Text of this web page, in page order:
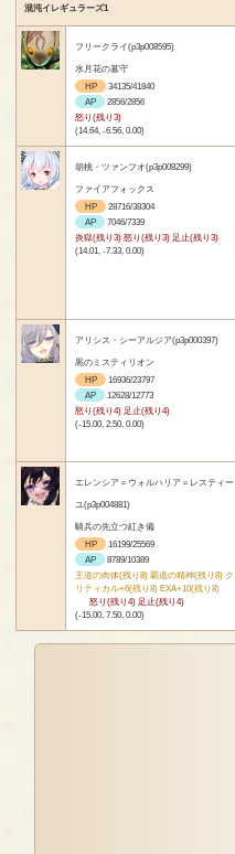
混沌イレギュラーズ1
フリークライ(p3p008595)
水月花の墓守
HP
34135/41840
AP
2856/2856
怒り(残り3)
(14.64, -6.56, 0.00)
胡桃・ツァンフオ(p3p008299)
ファイアフォックス
HP
28716/38304
AP
7046/7339
炎獄(残り3) 怒り(残り3) 足止(残り3)
(14.01, -7.33, 0.00)
アリシス・シーアルジア(p3p000397)
黒のミスティリオン
HP
16936/23797
AP
12628/12773
怒り(残り4) 足止(残り4)
(-15.00, 2.50, 0.00)
エレンシア＝ウォルハリア＝レスティー
ユ(p3p004881)
騎兵の先立つ紅き備
HP
16199/25569
AP
8789/10389
王道の肉体(残り8) 覇道の精神(残り8) ク
リティカル+6(残り8) EXA+10(残り8)
怒り(残り4) 足止(残り4)
(-15.00, 7.50, 0.00)